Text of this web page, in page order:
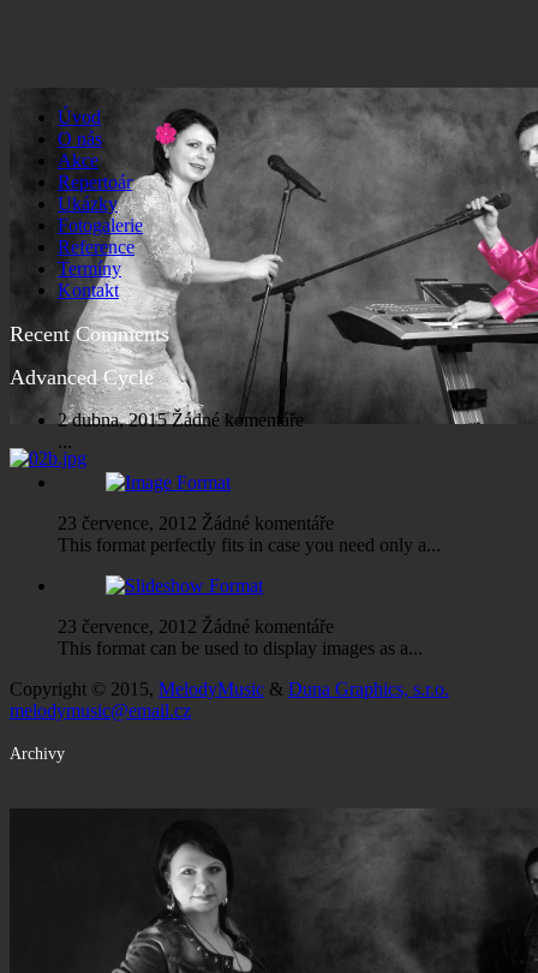
Úvod
O nás
Akce
Repertoár
Ukázky
Fotogalerie
Reference
Termíny
Kontakt
Recent Comments
Advanced Cycle
2 dubna, 2015 Žádné komentáře
...
23 července, 2012 Žádné komentáře
This format perfectly fits in case you need only a...
23 července, 2012 Žádné komentáře
This format can be used to display images as a...
Copyright © 2015, MelodyMusic & Duna Graphics, s.r.o.
melodymusic@email.cz
Archivy